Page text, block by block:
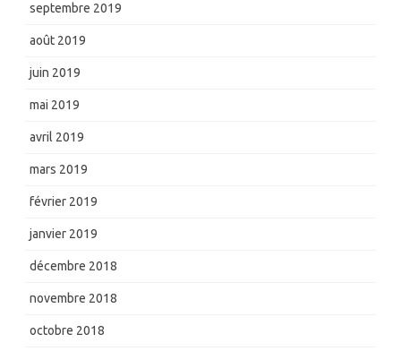
septembre 2019
août 2019
juin 2019
mai 2019
avril 2019
mars 2019
février 2019
janvier 2019
décembre 2018
novembre 2018
octobre 2018